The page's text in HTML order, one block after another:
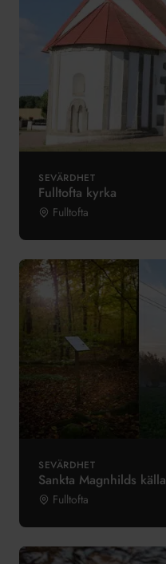
SEVÄRDHET
Fulltofta kyrka
Fulltofta
SEVÄRDHET
Sankta Magnhilds källa
Fulltofta